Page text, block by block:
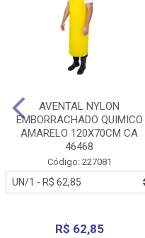
AVENTAL NYLON
EMBORRACHADO QUIMICO
AMARELO 120X70CM CA
46468
Código: 227081
R$ 62,85